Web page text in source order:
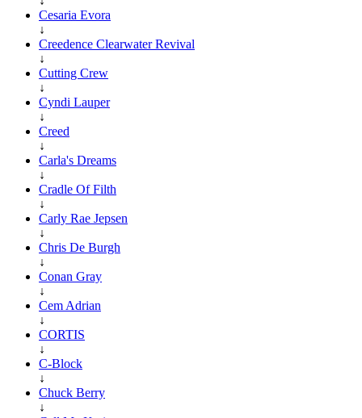
Cesaria Evora
↓
Creedence Clearwater Revival
↓
Cutting Crew
↓
Cyndi Lauper
↓
Creed
↓
Carla's Dreams
↓
Cradle Of Filth
↓
Carly Rae Jepsen
↓
Chris De Burgh
↓
Conan Gray
↓
Cem Adrian
↓
CORTIS
↓
C-Block
↓
Chuck Berry
↓